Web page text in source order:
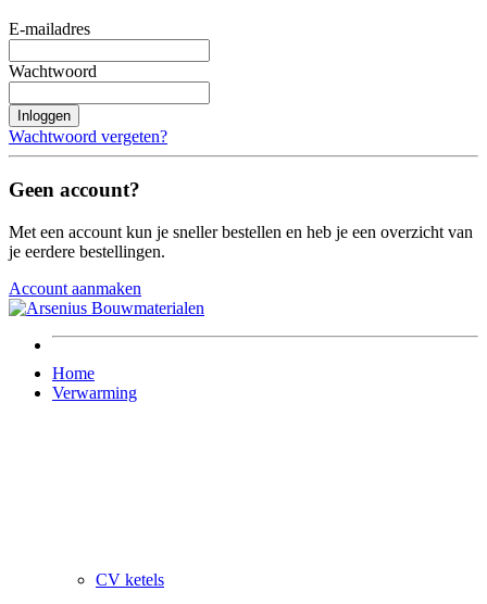
E-mailadres
Wachtwoord
Inloggen
Wachtwoord vergeten?
Geen account?
Met een account kun je sneller bestellen en heb je een overzicht van
je eerdere bestellingen.
Account aanmaken
Home
Verwarming
CV ketels